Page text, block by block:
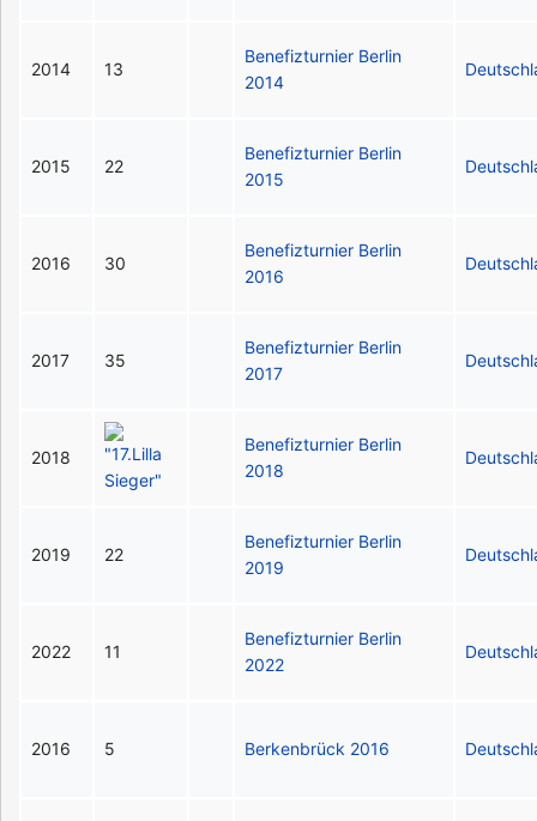
2014 13
Benefizturnier Berlin
2014
2015 22
Benefizturnier Berlin
2015
2016 30
Benefizturnier Berlin
2016
2017 35
Benefizturnier Berlin
2017
2018
Benefizturnier Berlin
2018
2019 22
Benefizturnier Berlin
2019
2022 11
Benefizturnier Berlin
2022
2016 5 Berkenbrück 2016